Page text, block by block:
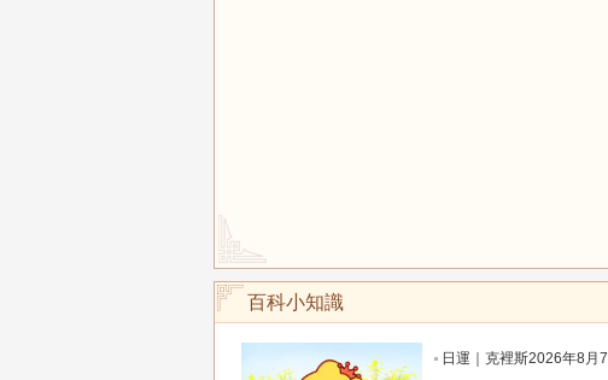
百科小知識
日運｜克裡斯2026年8月7日十二星座運勢_天秤座_金星_主動